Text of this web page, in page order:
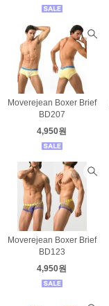
Moverejean Boxer Brief
BD207
4,950원
Moverejean Boxer Brief
BD123
4,950원